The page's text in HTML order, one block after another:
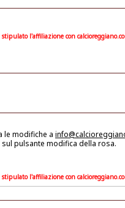
l'affiliazione con
le modifiche a
pulsante modifica della rosa.
l'affiliazione con